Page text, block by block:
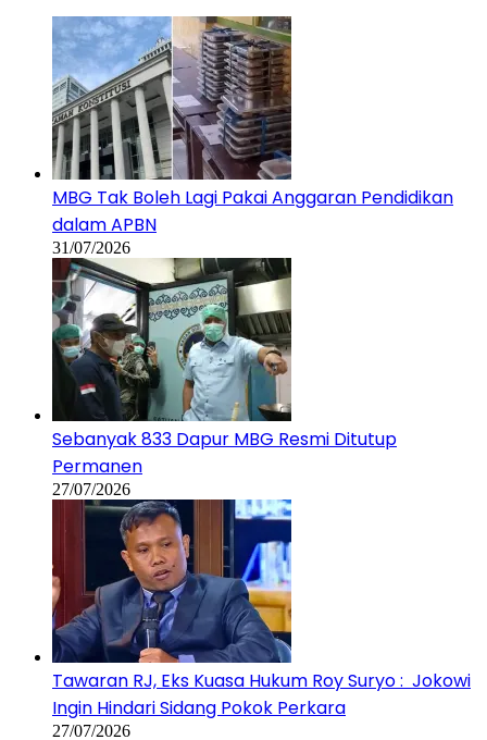
MBG Tak Boleh Lagi Pakai Anggaran Pendidikan
dalam APBN
31/07/2026
Sebanyak 833 Dapur MBG Resmi Ditutup
Permanen
27/07/2026
Tawaran RJ, Eks Kuasa Hukum Roy Suryo : Jokowi
Ingin Hindari Sidang Pokok Perkara
27/07/2026